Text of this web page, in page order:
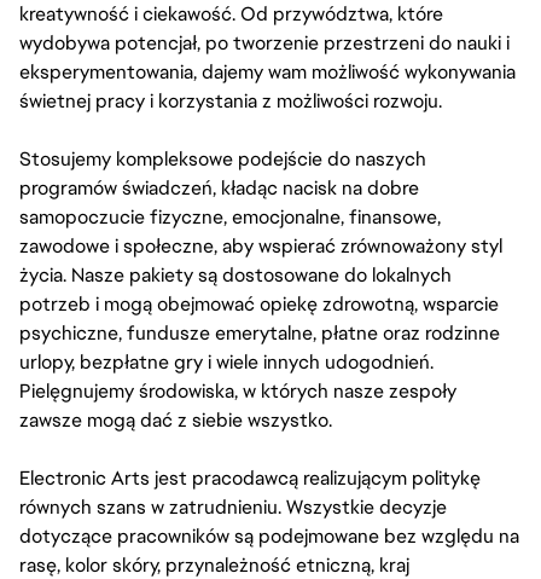
kreatywność i ciekawość. Od przywództwa, które
wydobywa potencjał, po tworzenie przestrzeni do nauki i
eksperymentowania, dajemy wam możliwość wykonywania
świetnej pracy i korzystania z możliwości rozwoju.
Stosujemy kompleksowe podejście do naszych
programów świadczeń, kładąc nacisk na dobre
samopoczucie fizyczne, emocjonalne, finansowe,
zawodowe i społeczne, aby wspierać zrównoważony styl
życia. Nasze pakiety są dostosowane do lokalnych
potrzeb i mogą obejmować opiekę zdrowotną, wsparcie
psychiczne, fundusze emerytalne, płatne oraz rodzinne
urlopy, bezpłatne gry i wiele innych udogodnień.
Pielęgnujemy środowiska, w których nasze zespoły
zawsze mogą dać z siebie wszystko.
Electronic Arts jest pracodawcą realizującym politykę
równych szans w zatrudnieniu. Wszystkie decyzje
dotyczące pracowników są podejmowane bez względu na
rasę, kolor skóry, przynależność etniczną, kraj